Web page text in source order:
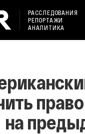
РАССЛЕДОВАНИЯ
РЕПОРТАЖИ
АНАЛИТИКА
на